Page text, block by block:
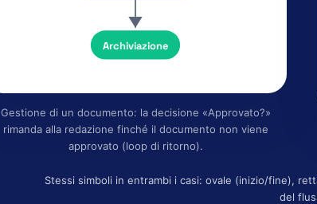
Archiviazione
Gestione di un documento: la decisione «Approvato?»
rimanda alla redazione finché il documento non viene
approvato (loop di ritorno).
Stessi simboli in entrambi i casi: ovale (inizio/fine),
del